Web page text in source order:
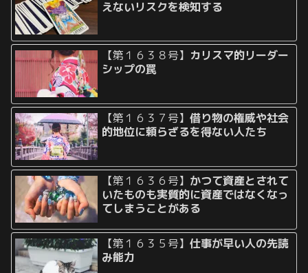
えないリスクを検知する
【第１６３８号】 カリスマ的リーダー
シップの罠
【第１６３７号】借り物の権威や社会
的地位に頼らざるを得ない人たち
【第１６３６号】 かつて資産とされて
いたものも実質的に資産ではなくなっ
てしまうことがある
【第１６３５号】仕事が早い人の先読
み能力